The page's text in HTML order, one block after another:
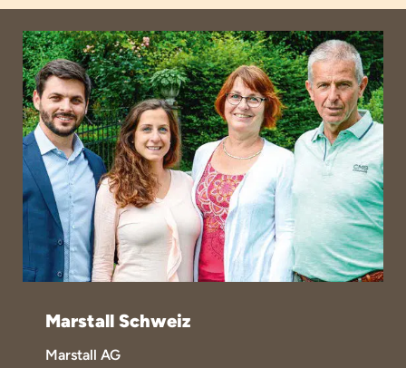
Marstall Schweiz
Marstall AG